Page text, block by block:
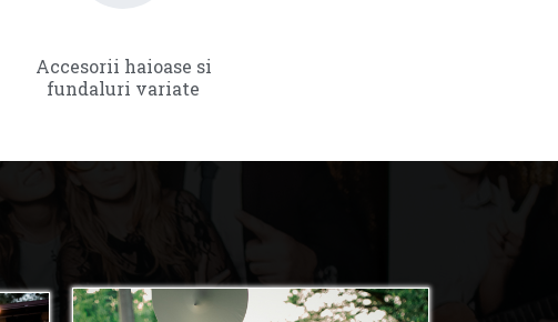
Accesorii haioase si
fundaluri variate